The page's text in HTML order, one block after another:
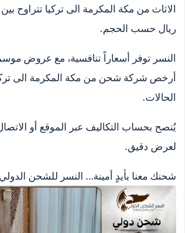
ريال حسب الحجم.
النسر توفر أسعاراً تنافسية، مع عروض
أرخص شركة شحن من مكة المكرمة الى
الحالات.
لعرض دقيق.
شحنك معنا بأيدٍ أمينة… النسر للشحن